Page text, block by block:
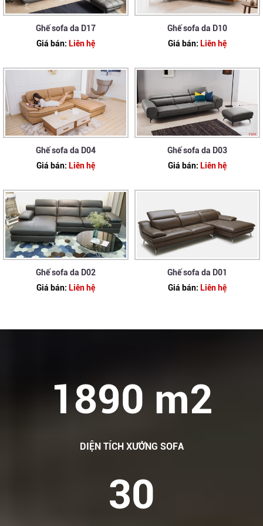
Ghế sofa da D17
Giá bán: Liên hệ
Ghế sofa da D10
Giá bán: Liên hệ
Ghế sofa da D04
Giá bán: Liên hệ
Ghế sofa da D03
Giá bán: Liên hệ
Ghế sofa da D02
Giá bán: Liên hệ
Ghế sofa da D01
Giá bán: Liên hệ
1890 m2
DIỆN TÍCH XƯỞNG SOFA
30